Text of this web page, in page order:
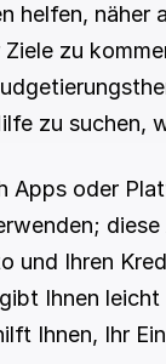
helfen, näher
Ziele zu
zu suchen,
und Ihren
Ihnen leicht
Ihnen, Ihr